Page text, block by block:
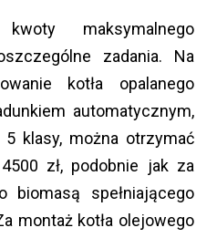
maksymalnego
zadania. Na
kotła opalanego
automatycznym,
5 klasy, można otrzymać
zł, podobnie jak za
biomasą spełniającego
montaż kotła olejowego